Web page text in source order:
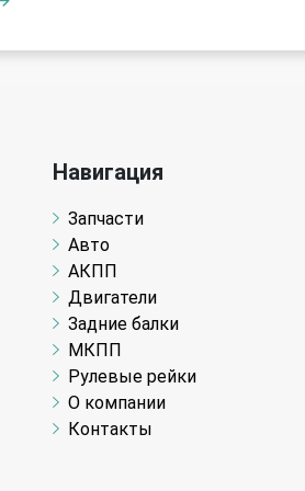
Навигация
Запчасти
Авто
АКПП
Двигатели
Задние балки
МКПП
Рулевые рейки
О компании
Контакты